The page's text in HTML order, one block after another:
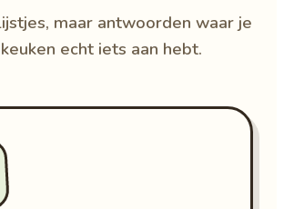
maar antwoorden waar je
echt iets aan hebt.